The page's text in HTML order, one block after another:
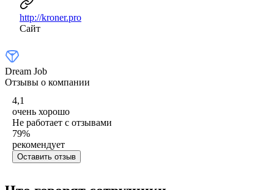
http://kroner.pro
Сайт
Dream Job
Отзывы о компании
4,1
очень хорошо
Не работает с отзывами
79%
рекомендует
Оставить отзыв